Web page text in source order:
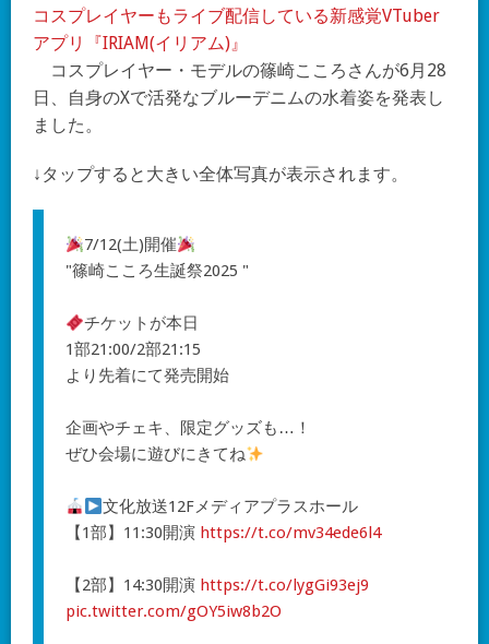
コスプレイヤーもライブ配信している新感覚VTuber
アプリ『IRIAM(イリアム)』
コスプレイヤー・モデルの篠崎こころさんが6月28
日、自身のXで活発なブルーデニムの水着姿を発表し
ました。
↓タップすると大きい全体写真が表示されます。
7/12(土)開催
"篠崎こころ生誕祭2025 "
チケットが本日
1部21:00/2部21:15
より先着にて発売開始
企画やチェキ、限定グッズも…！
ぜひ会場に遊びにきてね
︎文化放送12Fメディアプラスホール
【1部】11:30開演 https://t.co/mv34ede6l4
【2部】14:30開演 https://t.co/lygGi93ej9
pic.twitter.com/gOY5iw8b2O